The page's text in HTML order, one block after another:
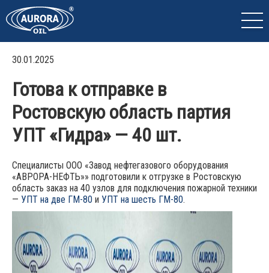
30.01.2025
Готова к отправке в
Ростовскую область партия
УПТ «Гидра» — 40 шт.
Специалисты ООО «Завод нефтегазового оборудования
«АВРОРА-НЕФТЬ»» подготовили к отгрузке в Ростовскую
область заказ на 40 узлов для подключения пожарной техники
— УПТ на две ГМ-80 и УПТ на шесть ГМ-80.